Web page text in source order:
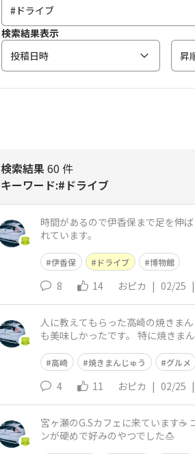
検索結果表示
投稿日時
昇
検索結果60 件
キーワード:#ドライブ
時間があるので伊香保まで足を伸
れています。
伊香保 ドライブ 博物館
8 14 おピカ | 02/25 |
人に教えてもらった高崎の焼きま
も美味しかったです。 特に焼きま
高崎 焼きまんじゅう グルメ
4 11 おピカ | 02/25 |
宮ヶ瀬のG.Sカフェに来ています
ンが硬めで好みのやつでした🍮